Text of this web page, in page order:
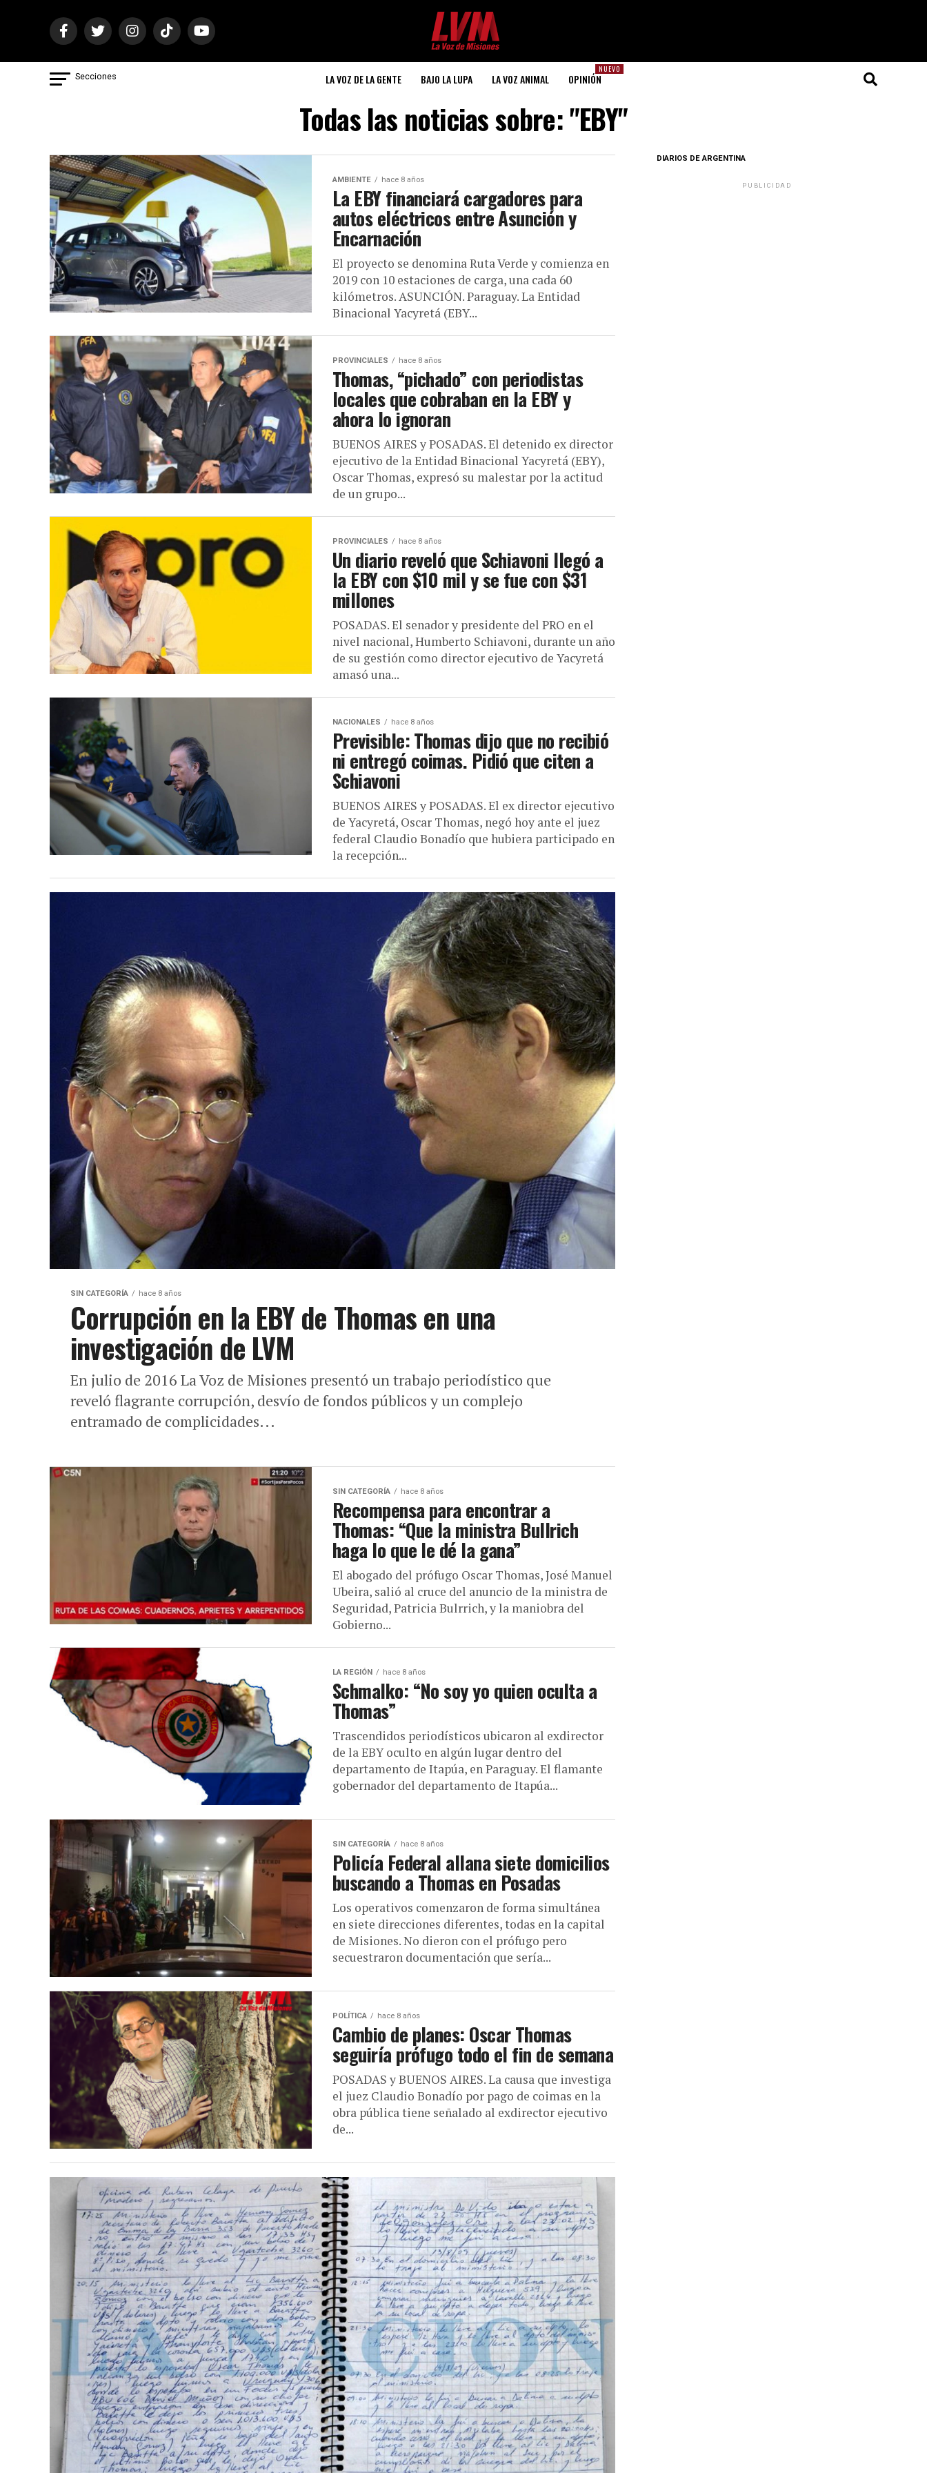
Secciones LA VOZ DE LA GENTE BAJO LA LUPA LA VOZ ANIMAL
NUEVO
OPINIÓN
Todas las noticias sobre: "EBY"
AMBIENTE hace 8 años
La EBY financiará cargadores para
autos eléctricos entre Asunción y
Encarnación
El proyecto se denomina Ruta Verde y comienza en
2019 con 10 estaciones de carga, una cada 60
kilómetros. ASUNCIÓN. Paraguay. La Entidad
Binacional Yacyretá (EBY...
PROVINCIALES hace 8 años
Thomas, “pichado” con periodistas
locales que cobraban en la EBY y
ahora lo ignoran
BUENOS AIRES y POSADAS. El detenido ex director
ejecutivo de la Entidad Binacional Yacyretá (EBY),
Oscar Thomas, expresó su malestar por la actitud
de un grupo...
PROVINCIALES hace 8 años
Un diario reveló que Schiavoni llegó a
la EBY con $10 mil y se fue con $31
millones
POSADAS. El senador y presidente del PRO en el
nivel nacional, Humberto Schiavoni, durante un año
de su gestión como director ejecutivo de Yacyretá
amasó una...
NACIONALES hace 8 años
Previsible: Thomas dijo que no recibió
ni entregó coimas. Pidió que citen a
Schiavoni
BUENOS AIRES y POSADAS. El ex director ejecutivo
de Yacyretá, Oscar Thomas, negó hoy ante el juez
federal Claudio Bonadío que hubiera participado en
la recepción...
SIN CATEGORÍA hace 8 años
Corrupción en la EBY de Thomas en una
investigación de LVM
En julio de 2016 La Voz de Misiones presentó un trabajo periodístico que
reveló flagrante corrupción, desvío de fondos públicos y un complejo
entramado de complicidades...
SIN CATEGORÍA hace 8 años
Recompensa para encontrar a
Thomas: “Que la ministra Bullrich
haga lo que le dé la gana”
El abogado del prófugo Oscar Thomas, José Manuel
Ubeira, salió al cruce del anuncio de la ministra de
Seguridad, Patricia Bulrrich, y la maniobra del
Gobierno...
LA REGIÓN hace 8 años
Schmalko: “No soy yo quien oculta a
Thomas”
Trascendidos periodísticos ubicaron al exdirector
de la EBY oculto en algún lugar dentro del
departamento de Itapúa, en Paraguay. El flamante
gobernador del departamento de Itapúa...
SIN CATEGORÍA hace 8 años
Policía Federal allana siete domicilios
buscando a Thomas en Posadas
Los operativos comenzaron de forma simultánea
en siete direcciones diferentes, todas en la capital
de Misiones. No dieron con el prófugo pero
secuestraron documentación que sería...
POLÍTICA hace 8 años
Cambio de planes: Oscar Thomas
seguiría prófugo todo el fin de semana
POSADAS y BUENOS AIRES. La causa que investiga
el juez Claudio Bonadío por pago de coimas en la
obra pública tiene señalado al exdirector ejecutivo
de...
DIARIOS DE ARGENTINA
PUBLICIDAD